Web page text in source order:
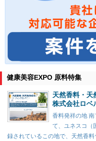
健康美容EXPO 原料特集
天然香料・天
株式会社ロベ
香料発祥の地
て、ユネスコ（
録されているこの地で、天然香料